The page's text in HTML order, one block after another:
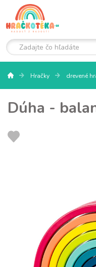
Hračky drevené
Dúha -